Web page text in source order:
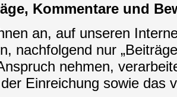
Kommentare und
an, auf unseren
nachfolgend nur
nehmen,
Einreichung sowie das